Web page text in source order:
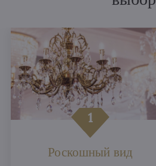
Роскошный вид